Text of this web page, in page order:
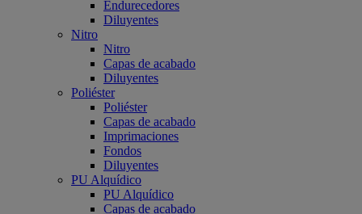
Endurecedores
Diluyentes
Nitro
Nitro
Capas de acabado
Diluyentes
Poliéster
Poliéster
Capas de acabado
Imprimaciones
Fondos
Diluyentes
PU Alquídico
PU Alquídico
Capas de acabado